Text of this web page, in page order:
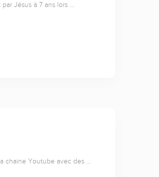
Jésus à 7 ans lors …
chaine Youtube avec des …